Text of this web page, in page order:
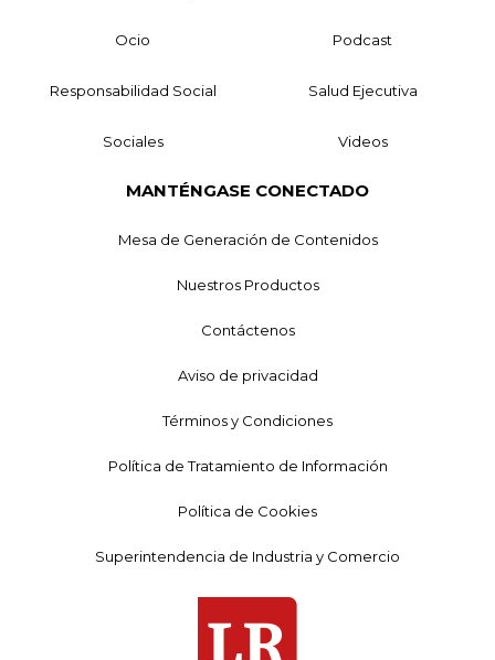
Ocio Podcast
Responsabilidad Social Salud Ejecutiva
Sociales Videos
MANTÉNGASE CONECTADO
Mesa de Generación de Contenidos
Nuestros Productos
Contáctenos
Aviso de privacidad
Términos y Condiciones
Política de Tratamiento de Información
Política de Cookies
Superintendencia de Industria y Comercio